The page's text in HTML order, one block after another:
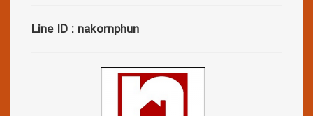
Line ID : nakornphun